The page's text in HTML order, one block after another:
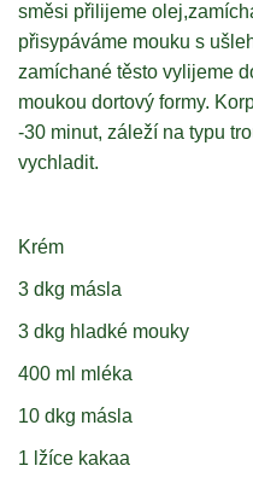
směsi přilijeme
přisypáváme mouku s
zamíchané těsto vylijeme
moukou dortový formy.
-30 minut, záleží na typu
vychladit.
Krém
3 dkg másla
3 dkg hladké mouky
400 ml mléka
10 dkg másla
1 lžíce kakaa